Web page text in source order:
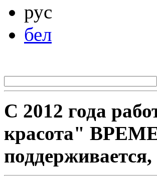
рус
бел
С 2012 года
красота"